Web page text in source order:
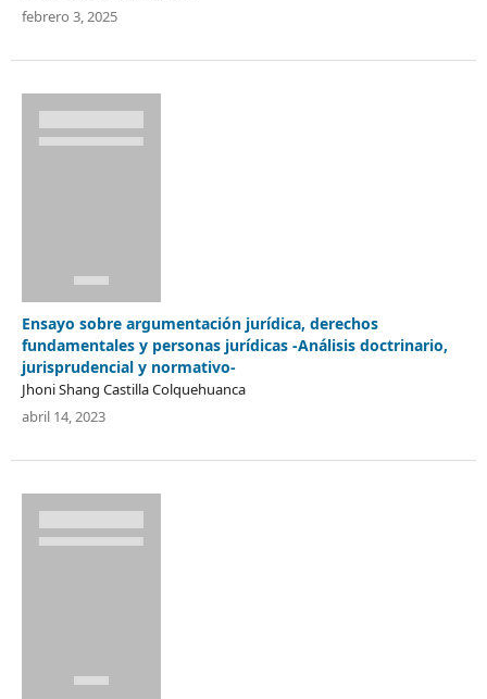
febrero 3, 2025
Ensayo sobre argumentación jurídica, derechos
fundamentales y personas jurídicas -Análisis doctrinario,
jurisprudencial y normativo-
Jhoni Shang Castilla Colquehuanca
abril 14, 2023